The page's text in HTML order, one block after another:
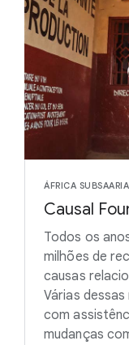
ÁFRICA
Causal
Todos os
milhões de
causas
Várias
com
mudanças